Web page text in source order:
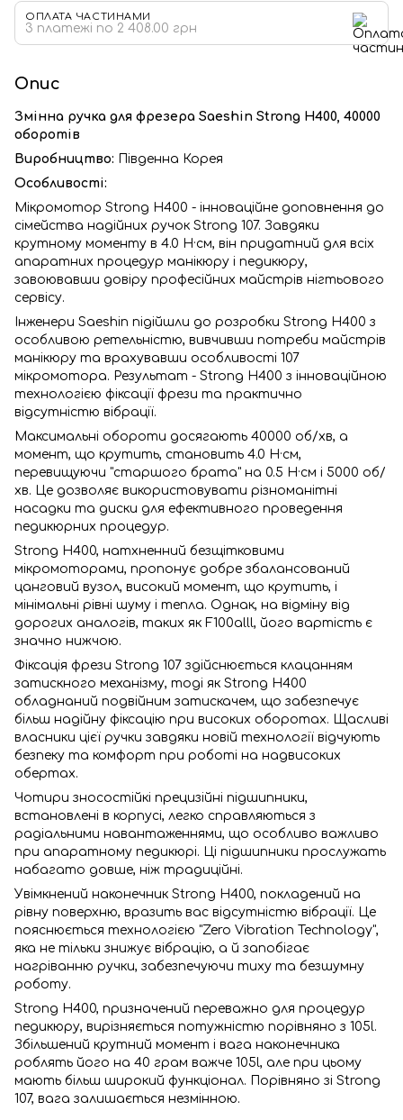
ОПЛАТА ЧАСТИНАМИ
3 платежі по 2 408.00 грн
Опис
Змінна ручка для фрезера Saeshin Strong H400, 40000
оборотів
Виробництво: Південна Корея
Особливості:
Мікромотор Strong H400 - інноваційне доповнення до
сімейства надійних ручок Strong 107. Завдяки
крутному моменту в 4.0 Н·см, він придатний для всіх
апаратних процедур манікюру і педикюру,
завоювавши довіру професійних майстрів нігтьового
сервісу.
Інженери Saeshin підійшли до розробки Strong H400 з
особливою ретельністю, вивчивши потреби майстрів
манікюру та врахувавши особливості 107
мікромотора. Результат - Strong H400 з інноваційною
технологією фіксації фрези та практично
відсутністю вібрації.
Максимальні обороти досягають 40000 об/хв, а
момент, що крутить, становить 4.0 Н·см,
перевищуючи "старшого брата" на 0.5 Н·см і 5000 об/
хв. Це дозволяє використовувати різноманітні
насадки та диски для ефективного проведення
педикюрних процедур.
Strong H400, натхненний безщітковими
мікромоторами, пропонує добре збалансований
цанговий вузол, високий момент, що крутить, і
мінімальні рівні шуму і тепла. Однак, на відміну від
дорогих аналогів, таких як F100alll, його вартість є
значно нижчою.
Фіксація фрези Strong 107 здійснюється клацанням
затискного механізму, тоді як Strong H400
обладнаний подвійним затискачем, що забезпечує
більш надійну фіксацію при високих оборотах. Щасливі
власники цієї ручки завдяки новій технології відчують
безпеку та комфорт при роботі на надвисоких
обертах.
Чотири зносостійкі прецизійні підшипники,
встановлені в корпусі, легко справляються з
радіальними навантаженнями, що особливо важливо
при апаратному педикюрі. Ці підшипники прослужать
набагато довше, ніж традиційні.
Увімкнений наконечник Strong H400, покладений на
рівну поверхню, вразить вас відсутністю вібрації. Це
пояснюється технологією "Zero Vibration Technology",
яка не тільки знижує вібрацію, а й запобігає
нагріванню ручки, забезпечуючи тиху та безшумну
роботу.
Strong H400, призначений переважно для процедур
педикюру, вирізняється потужністю порівняно з 105l.
Збільшений крутний момент і вага наконечника
роблять його на 40 грам важче 105l, але при цьому
мають більш широкий функціонал. Порівняно зі Strong
107, вага залишається незмінною.